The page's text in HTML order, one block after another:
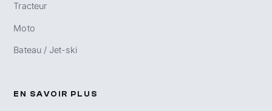
Tracteur
Moto
Bateau / Jet-ski
EN SAVOIR PLUS